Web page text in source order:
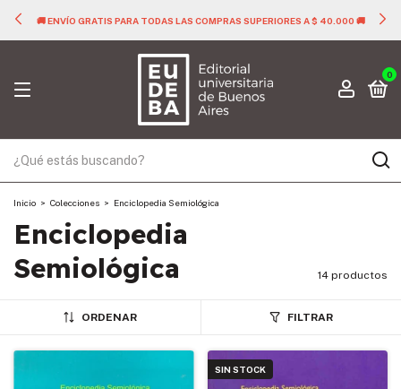
🚚 ENVÍO GRATIS PARA TODAS LAS COMPRAS SUPERIORES A $ 40.000 🚚
0
Inicio > Colecciones > Enciclopedia Semiológica
Enciclopedia
Semiológica
14 productos
ORDENAR FILTRAR
SIN STOCK